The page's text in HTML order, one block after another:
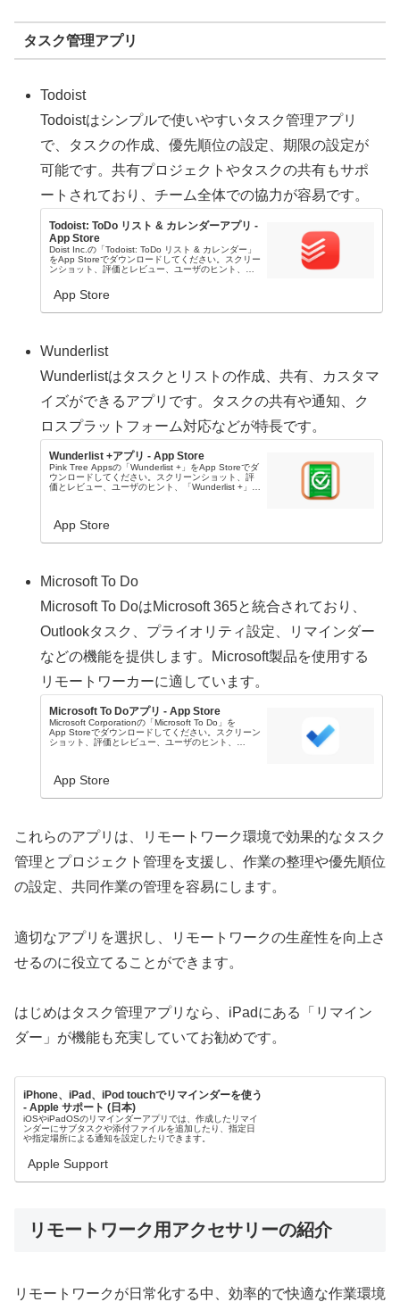
タスク管理アプリ
Todoist
Todoistはシンプルで使いやすいタスク管理アプリ
で、タスクの作成、優先順位の設定、期限の設定が
可能です。共有プロジェクトやタスクの共有もサポ
ートされており、チーム全体での協力が容易です。
Todoist: ToDo リスト & カレンダーアプリ -
App Store
Doist Inc.の「Todoist: ToDo リスト & カレンダー」
をApp Storeでダウンロードしてください。スクリー
ンショット、評価とレビュー、ユーザのヒント、
App Store
Wunderlist
Wunderlistはタスクとリストの作成、共有、カスタマ
イズができるアプリです。タスクの共有や通知、ク
ロスプラットフォーム対応などが特長です。
Wunderlist +アプリ - App Store
Pink Tree Appsの「Wunderlist +」をApp Storeでダ
ウンロードしてください。スクリーンショット、評
価とレビュー、ユーザのヒント、「Wunderlist +」に
App Store
Microsoft To Do
Microsoft To DoはMicrosoft 365と統合されており、
Outlookタスク、プライオリティ設定、リマインダー
などの機能を提供します。Microsoft製品を使用する
リモートワーカーに適しています。
Microsoft To Doアプリ - App Store
Microsoft Corporationの「Microsoft To Do」を
App Storeでダウンロードしてください。スクリーン
ショット、評価とレビュー、ユーザのヒント、
App Store
これらのアプリは、リモートワーク環境で効果的なタスク
管理とプロジェクト管理を支援し、作業の整理や優先順位
の設定、共同作業の管理を容易にします。
適切なアプリを選択し、リモートワークの生産性を向上さ
せるのに役立てることができます。
はじめはタスク管理アプリなら、iPadにある「リマイン
ダー」が機能も充実していてお勧めです。
iPhone、iPad、iPod touchでリマインダーを使う
- Apple サポート (日本)
iOSやiPadOSのリマインダーアプリでは、作成したリマイ
ンダーにサブタスクや添付ファイルを追加したり、指定日
や指定場所による通知を設定したりできます。
Apple Support
リモートワーク用アクセサリーの紹介
リモートワークが日常化する中、効率的で快適な作業環境